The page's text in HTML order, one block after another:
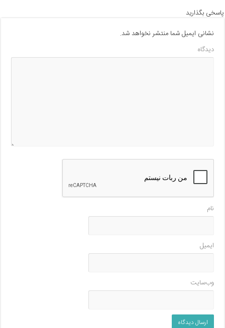
پاسخی بگذارید
نشانی ایمیل شما منتشر نخواهد شد.
دیدگاه
نام
ایمیل
وب‌سایت